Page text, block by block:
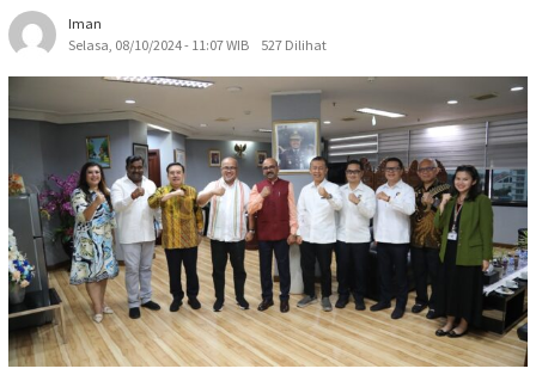
Iman
Selasa, 08/10/2024 - 11:07 WIB
527 Dilihat